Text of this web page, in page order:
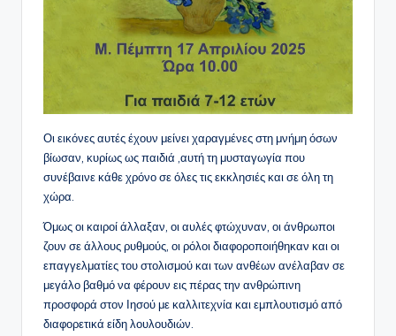
Οι εικόνες αυτές έχουν μείνει χαραγμένες στη μνήμη όσων
βίωσαν, κυρίως ως παιδιά ,αυτή τη μυσταγωγία που
συνέβαινε κάθε χρόνο σε όλες τις εκκλησιές και σε όλη τη
χώρα.
Όμως οι καιροί άλλαξαν, οι αυλές φτώχυναν, οι άνθρωποι
ζουν σε άλλους ρυθμούς, οι ρόλοι διαφοροποιήθηκαν και οι
επαγγελματίες του στολισμού και των ανθέων ανέλαβαν σε
μεγάλο βαθμό να φέρουν εις πέρας την ανθρώπινη
προσφορά στον Ιησού με καλλιτεχνία και εμπλουτισμό από
διαφορετικά είδη λουλουδιών.